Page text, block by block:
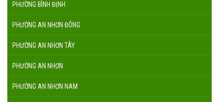
PHƯỜNG BÌNH ĐỊNH
PHƯỜNG AN NHƠN ĐÔNG
PHƯỜNG AN NHƠN TÂY
PHƯỜNG AN NHƠN
PHƯỜNG AN NHƠN NAM